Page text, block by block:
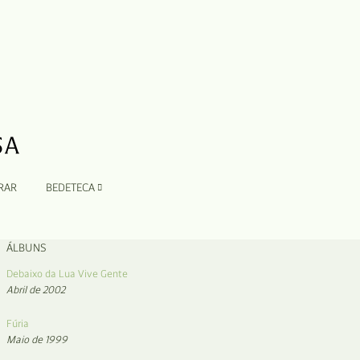
BEDETECA
ÁLBUNS
Debaixo da Lua Vive Gente
Abril de 2002
Fúria
Maio de 1999